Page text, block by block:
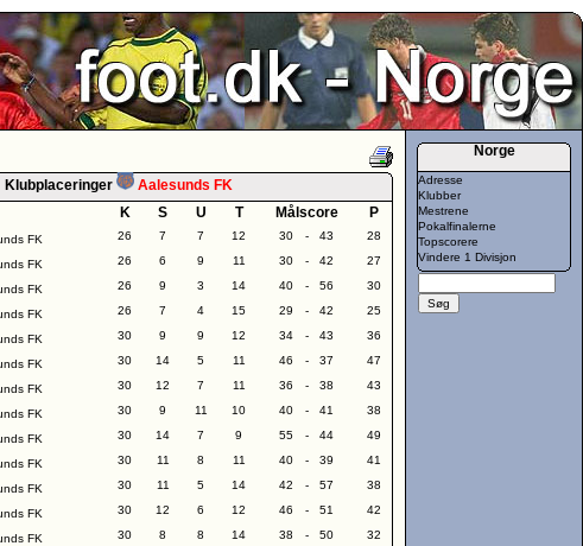
Klubplaceringer
Aalesunds FK
K S U T Målscore P
FK 26 7 7 12 30 - 43
28
FK 26 6 9 11 30 - 42
27
FK 26 9 3 14 40 - 56
30
FK 26 7 4 15 29 - 42
25
FK 30 9 9 12 34 - 43
36
FK 30 14 5 11 46 - 37
47
FK 30 12 7 11 36 - 38
43
FK 30 9 11 10 40 - 41
38
FK 30 14 7 9 55 - 44
49
FK 30 11 8 11 40 - 39
41
FK 30 11 5 14 42 - 57
38
FK 30 12 6 12 46 - 51
42
FK 30 8 8 14 38 - 50
32
Norge
Adresse
Klubber
Mestrene
Pokalfinalerne
Topscorere
Vindere 1 Divisjon